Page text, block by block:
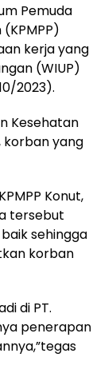
Pemuda
kerja yang
(WIUP)
2023).
Kesehatan
korban yang
Konut,
tersebut
sehingga
korban
di PT.
penerapan